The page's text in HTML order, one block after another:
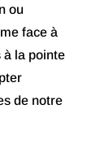
ou
face à
à la pointe
de notre